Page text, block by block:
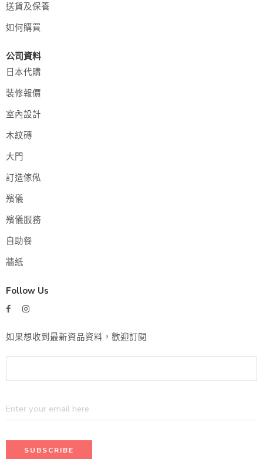
送貨及保養
如何購買
公司資料
日本代購
裝修報價
室內設計
木紋磚
大門
訂造傢俬
殯儀
殯儀服務
自助餐
牆紙
Follow Us
如果想收到最新資品資料，歡迎訂閱